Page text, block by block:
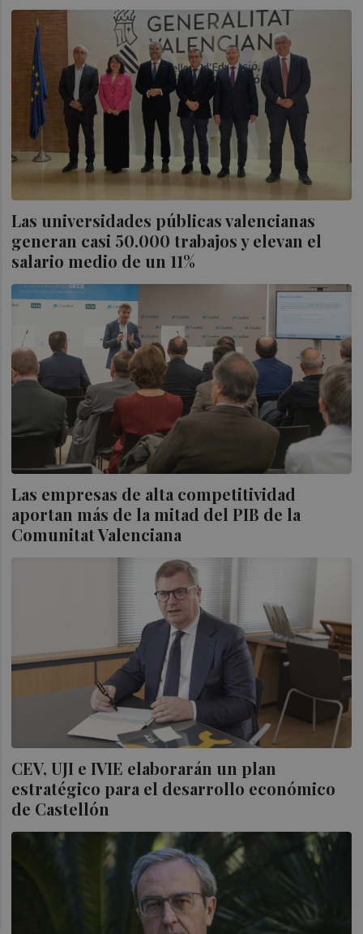
Las universidades públicas valencianas
generan casi 50.000 trabajos y elevan el
salario medio de un 11%
Las empresas de alta competitividad
aportan más de la mitad del PIB de la
Comunitat Valenciana
CEV, UJI e IVIE elaborarán un plan
estratégico para el desarrollo económico
de Castellón